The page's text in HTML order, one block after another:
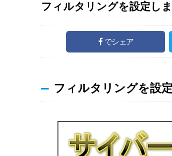
フィルタリングを設定し
でシェア
フィルタリングを設